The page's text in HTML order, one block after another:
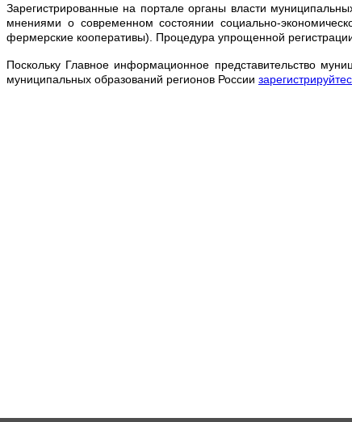
Зарегистрированные на портале органы власти
мнениями о современном состоянии социально-
фермерские кооперативы). Процедура упрощенной
Поскольку Главное информационное представительство
муниципальных образований регионов России